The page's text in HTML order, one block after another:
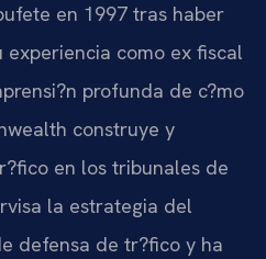
en 1997 tras haber
experiencia como ex fiscal
profunda de c?mo
construye y
en los tribunales de
la estrategia del
defensa de tr?fico y ha